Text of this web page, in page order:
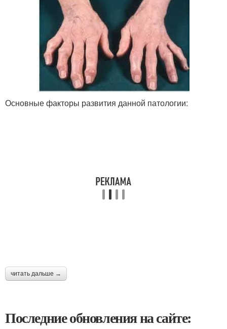
Основные факторы развития данной патологии:
читать дальше →
Последние обновления на сайте: